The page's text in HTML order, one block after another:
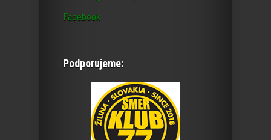
Facebook
Podporujeme: